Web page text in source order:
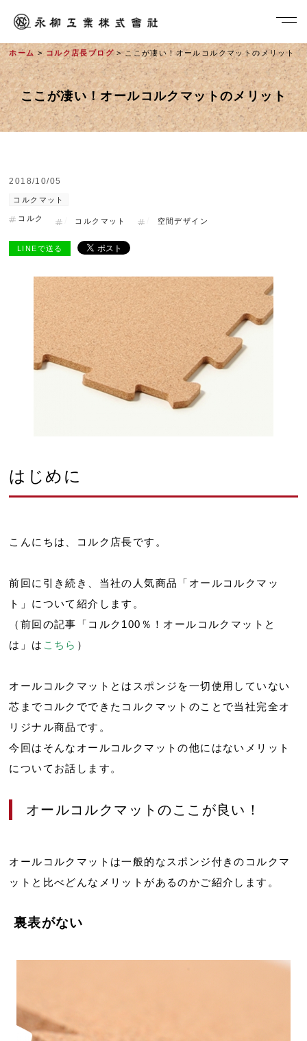
社長メッセージ
ホーム > コルク店長ブログ> ここが凄い！オールコルクマットのメリット
ここが凄い！オールコルクマットのメリット
2018/10/05
コルクマット
コルク コルクマット 空間デザイン
LINEで送る
はじめに
こんにちは、コルク店長です。
前回に引き続き、当社の人気商品「オールコルクマッ
ト」について紹介します。
（前回の記事「コルク100％！オールコルクマットと
は」は こちら ）
オールコルクマットとはスポンジを一切使用していない
芯までコルクでできたコルクマットのことで当社完全オ
リジナル商品です。
今回はそんなオールコルクマットの他にはないメリット
についてお話します。
オールコルクマットのここが良い！
オールコルクマットは一般的なスポンジ付きのコルクマ
ットと比べどんなメリットがあるのかご紹介します。
裏表がない